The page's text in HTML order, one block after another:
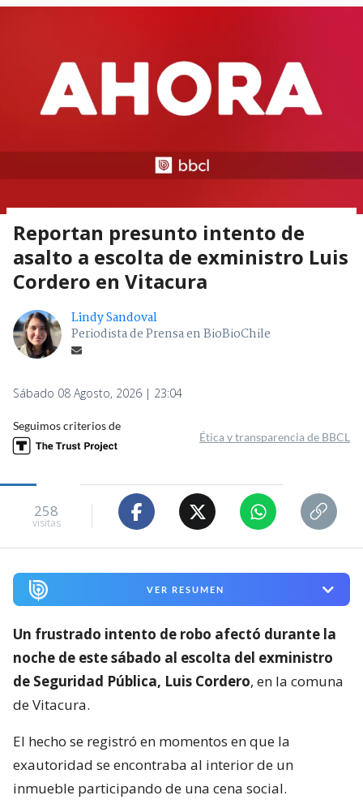
Reportan presunto intento de
asalto a escolta de exministro Luis
Cordero en Vitacura
Lindy Sandoval
Periodista de Prensa en BioBioChile
Sábado 08 Agosto, 2026 | 23:04
Seguimos criterios de
Ética y transparencia de BBCL
258
visitas
VER RESUMEN
Un frustrado intento de robo afectó durante la
noche de este sábado al escolta del exministro
de Seguridad Pública, Luis Cordero, en la comuna
de Vitacura.
El hecho se registró en momentos en que la
exautoridad se encontraba al interior de un
inmueble participando de una cena social.